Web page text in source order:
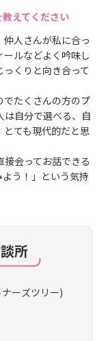
えてください
仲人さんが私に合っ
ルなどよく吟味し
くりと向き合って
でたくさんの方のプ
は自分で選べる、自
ても現代的だと思
会ってお話できる
う！」という気持
所
ーズツリー)